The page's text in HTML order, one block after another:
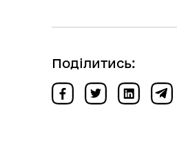
Поділитись: